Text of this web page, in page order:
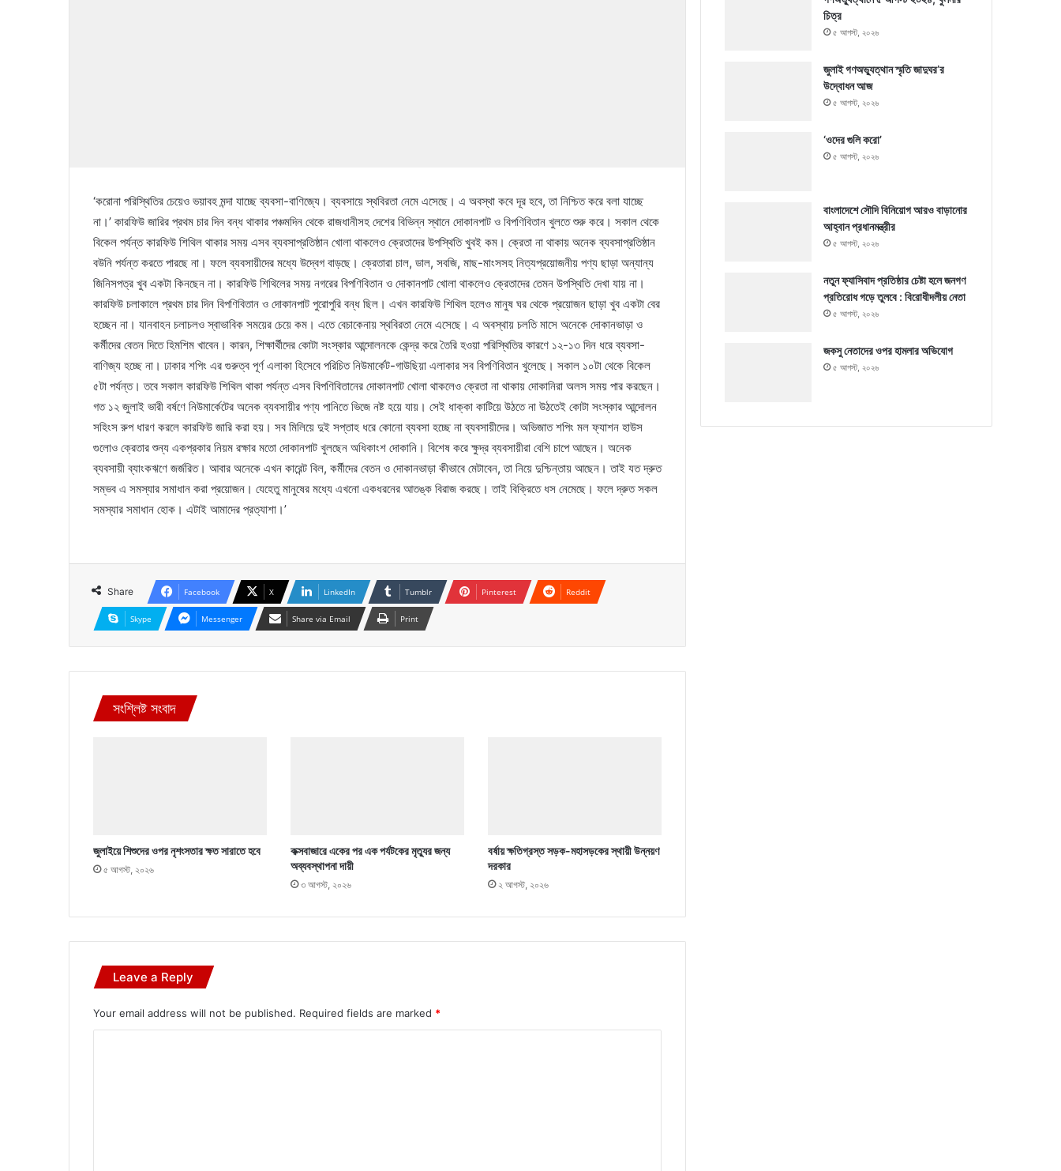
‘করোনা পরিস্থিতির চেয়েও ভয়াবহ মন্দা যাচ্ছে ব্যবসা-বাণিজ্যে। ব্যবসায়ে স্থবিরতা নেমে এসেছে। এ অবস্থা কবে দূর হবে, তা নিশ্চিত করে বলা যাচ্ছে
না।’ কারফিউ জারির প্রথম চার দিন বন্ধ থাকার পঞ্চমদিন থেকে রাজধানীসহ দেশের বিভিন্ন স্থানে দোকানপাট ও বিপণিবিতান খুলতে শুরু করে। সকাল থেকে
বিকেল পর্যন্ত কারফিউ শিথিল থাকার সময় এসব ব্যবসাপ্রতিষ্ঠান খোলা থাকলেও ক্রেতাদের উপস্থিতি খুবই কম। ক্রেতা না থাকায় অনেক ব্যবসাপ্রতিষ্ঠান
বউনি পর্যন্ত করতে পারছে না। ফলে ব্যবসায়ীদের মধ্যে উদ্বেগ বাড়ছে। ক্রেতারা চাল, ডাল, সবজি, মাছ-মাংসসহ নিত্যপ্রয়োজনীয় পণ্য ছাড়া অন্যান্য
জিনিসপত্র খুব একটা কিনছেন না। কারফিউ শিথিলের সময় নগরের বিপণিবিতান ও দোকানপাট খোলা থাকলেও ক্রেতাদের তেমন উপস্থিতি দেখা যায় না।
কারফিউ চলাকালে প্রথম চার দিন বিপণিবিতান ও দোকানপাট পুরোপুরি বন্ধ ছিল। এখন কারফিউ শিথিল হলেও মানুষ ঘর থেকে প্রয়োজন ছাড়া খুব একটা বের
হচ্ছেন না। যানবাহন চলাচলও স্বাভাবিক সময়ের চেয়ে কম। এতে বেচাকেনায় স্থবিরতা নেমে এসেছে। এ অবস্থায় চলতি মাসে অনেকে দোকানভাড়া ও
কর্মীদের বেতন দিতে হিমশিম খাবেন। কারন, শিক্ষার্থীদের কোটা সংস্কার আন্দোলনকে কেন্দ্র করে তৈরি হওয়া পরিস্থিতির কারণে ১২-১৩ দিন ধরে ব্যবসা-
বাণিজ্য হচ্ছে না। ঢাকার শপিং এর গুরুত্ব পূর্ণ এলাকা হিসেবে পরিচিত নিউমার্কেট-গাউছিয়া এলাকার সব বিপণিবিতান খুলেছে। সকাল ১০টা থেকে বিকেল
৫টা পর্যন্ত। তবে সকাল কারফিউ শিথিল থাকা পর্যন্ত এসব বিপণিবিতানের দোকানপাট খোলা থাকলেও ক্রেতা না থাকায় দোকানিরা অলস সময় পার করছেন।
গত ১২ জুলাই ভারী বর্ষণে নিউমার্কেটের অনেক ব্যবসায়ীর পণ্য পানিতে ভিজে নষ্ট হয়ে যায়। সেই ধাক্কা কাটিয়ে উঠতে না উঠতেই কোটা সংস্কার আন্দোলন
সহিংস রুপ ধারণ করলে কারফিউ জারি করা হয়। সব মিলিয়ে দুই সপ্তাহ ধরে কোনো ব্যবসা হচ্ছে না ব্যবসায়ীদের। অভিজাত শপিং মল ফ্যাশন হাউস
গুলোও ক্রেতার শুন্য একপ্রকার নিয়ম রক্ষার মতো দোকানপাট খুলছেন অধিকাংশ দোকানি। বিশেষ করে ক্ষুদ্র ব্যবসায়ীরা বেশি চাপে আছেন। অনেক
ব্যবসায়ী ব্যাংকঋণে জর্জরিত। আবার অনেকে এখন কারেন্ট বিল, কর্মীদের বেতন ও দোকানভাড়া কীভাবে মেটাবেন, তা নিয়ে দুশ্চিন্তায় আছেন। তাই যত দ্রুত
সম্ভব এ সমস্যার সমাধান করা প্রয়োজন। যেহেতু মানুষের মধ্যে এখনো একধরনের আতঙ্ক বিরাজ করছে। তাই বিক্রিতে ধস নেমেছে। ফলে দ্রুত সকল
সমস্যার সমাধান হোক। এটাই আমাদের প্রত্যাশা।’
Share Facebook X LinkedIn Tumblr Pinterest Reddit
Skype Messenger Share via Email Print
সংশ্লিষ্ট সংবাদ
জুলাইয়ে শিশুদের ওপর নৃশংসতার ক্ষত সারাতে হবে
৫ আগস্ট, ২০২৬
কক্সবাজারে একের পর এক পর্যটকের মৃত্যুর জন্য
অব্যবস্থাপনা দায়ী
৩ আগস্ট, ২০২৬
বর্ষায় ক্ষতিগ্রস্ত সড়ক-মহাসড়কের স্থায়ী উন্নয়ণ
দরকার
২ আগস্ট, ২০২৬
Leave a Reply
Your email address will not be published. Required fields are marked *
চিত্র
৫ আগস্ট, ২০২৬
জুলাই গণঅভ্যুত্থান স্মৃতি জাদুঘর’র
উদ্বোধন আজ
৫ আগস্ট, ২০২৬
‘ওদের গুলি করো’
৫ আগস্ট, ২০২৬
বাংলাদেশে সৌদি বিনিয়োগ আরও বাড়ানোর
আহ্বান প্রধানমন্ত্রীর
৫ আগস্ট, ২০২৬
নতুন ফ্যাসিবাদ প্রতিষ্ঠার চেষ্টা হলে জনগণ
প্রতিরোধ গড়ে তুলবে : বিরোধীদলীয় নেতা
৫ আগস্ট, ২০২৬
জকসু নেতাদের ওপর হামলার অভিযোগ
৫ আগস্ট, ২০২৬